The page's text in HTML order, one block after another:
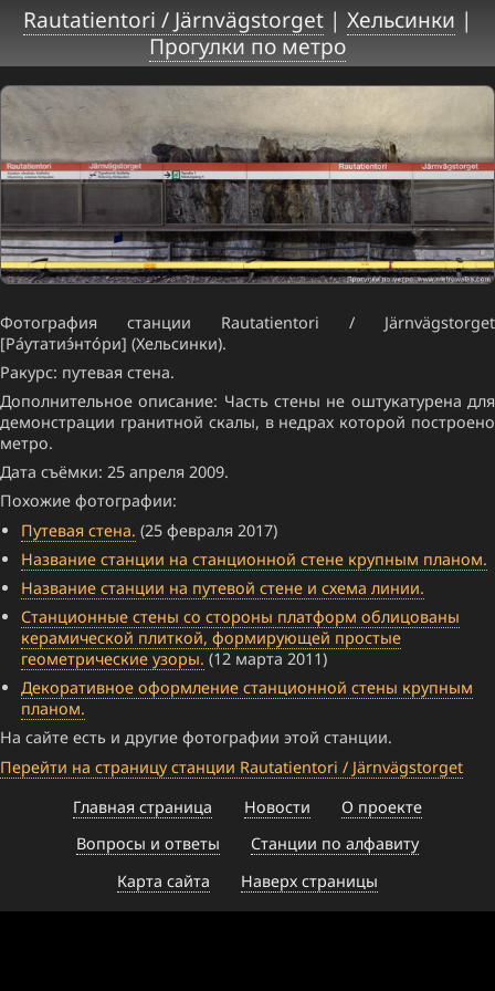
Rautatientori / Järnvägstorget| Хельсинки |
Прогулки по метро
Фотография станции Rautatientori / Järnvägstorget
[Ра́утатиэ́нто́ри] (Хельсинки).
Ракурс: путевая стена.
Дополнительное описание: Часть стены не оштукатурена для
демонстрации гранитной скалы, в недрах которой построено
метро.
Дата съёмки: 25 апреля 2009.
Похожие фотографии:
Путевая стена. (25 февраля 2017)
Название станции на станционной стене крупным планом.
Название станции на путевой стене и схема линии.
Станционные стены со стороны платформ облицованы
керамической плиткой, формирующей простые
геометрические узоры. (12 марта 2011)
Декоративное оформление станционной стены крупным
планом.
На сайте есть и другие фотографии этой станции.
Перейти на страницу станции Rautatientori / Järnvägstorget
Главная страница
Новости
О проекте
Вопросы и ответы
Станции по алфавиту
Карта сайта
Наверх страницы